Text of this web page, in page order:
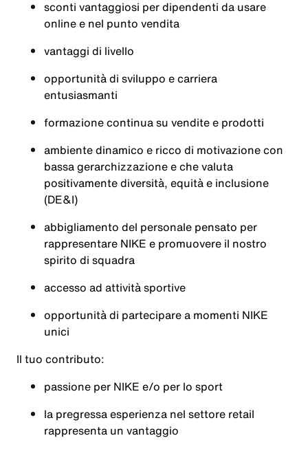
sconti vantaggiosi per dipendenti da usare
online e nel punto vendita
vantaggi di livello
opportunità di sviluppo e carriera
entusiasmanti
formazione continua su vendite e prodotti
ambiente dinamico e ricco di motivazione con
bassa gerarchizzazione e che valuta
positivamente diversità, equità e inclusione
(DE&I)
abbigliamento del personale pensato per
rappresentare NIKE e promuovere il nostro
spirito di squadra
accesso ad attività sportive
opportunità di partecipare a momenti NIKE
unici
Il tuo contributo:
passione per NIKE e/o per lo sport
la pregressa esperienza nel settore retail
rappresenta un vantaggio